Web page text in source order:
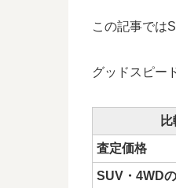
この記事では
グッドスピー
査定価格
SUV・4WD